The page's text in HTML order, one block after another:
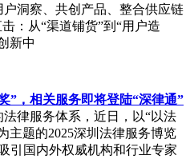
洞察、共创产品、整合供应链
：从“渠道铺货”到“用户造
新中
”，相关服务即将登陆“深律通”
律服务体系，近日，以“以法
主题的2025深圳法律服务博览
引国内外权威机构和行业专家